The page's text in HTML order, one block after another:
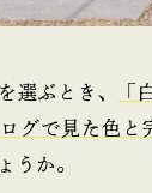
選ぶとき、
「
グで見た色と
うか。